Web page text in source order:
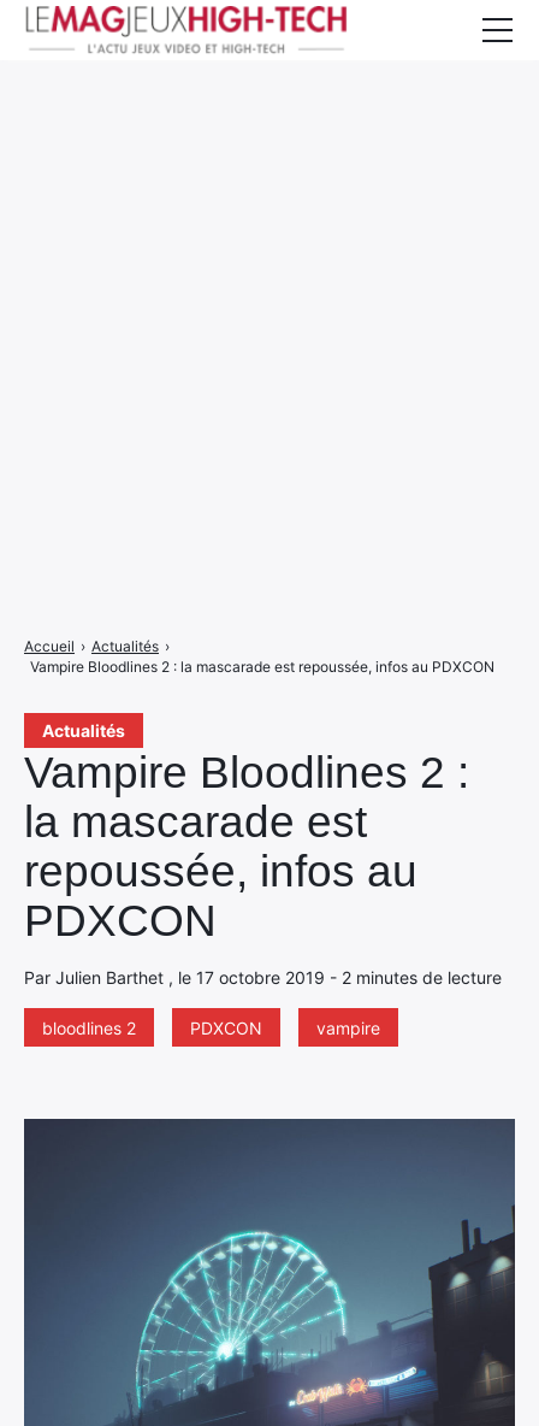
Actualités
Vampire Bloodlines 2 :
la mascarade est
repoussée, infos au
PDXCON
Par Julien Barthet , le 17 octobre 2019 - 2 minutes de lecture
bloodlines 2 PDXCON vampire
Accueil › Actualités ›
Vampire Bloodlines 2 : la mascarade est repoussée, infos au PDXCON